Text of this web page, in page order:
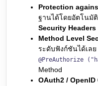
Protection
ฐานได้โดยอัตโนมั
Security Headers
Method Level
ระดับฟังก์ชันได้เลย
@PreAuthorize
Method
OAuth2 / OpenID